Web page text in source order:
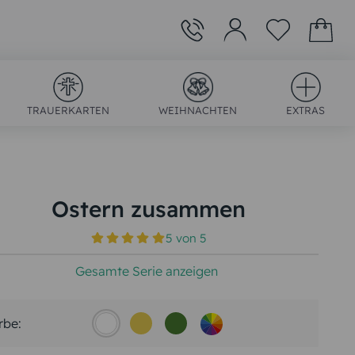
TRAUERKARTEN WEIHNACHTEN EXTRAS
Ostern zusammen
5 von5
Gesamte Serie anzeigen